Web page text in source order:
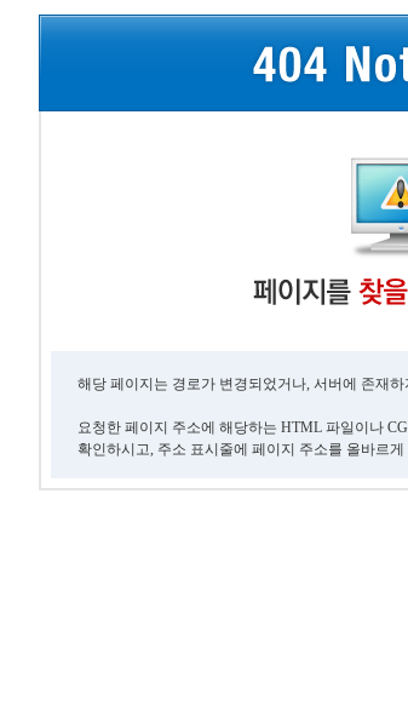
해당 페이지는 경로가 변경되었거나, 서버에 존재
요청한 페이지 주소에 해당하는 HTML 파일이나
확인하시고, 주소 표시줄에 페이지 주소를 올바르